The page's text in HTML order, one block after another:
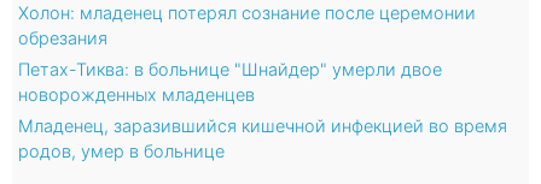
Холон: младенец потерял сознание после церемонии
обрезания
Петах-Тиква: в больнице "Шнайдер" умерли двое
новорожденных младенцев
Младенец, заразившийся кишечной инфекцией во время
родов, умер в больнице